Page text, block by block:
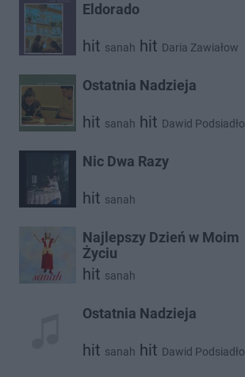
Eldorado
hit sanah hit Daria Zawiałow
Ostatnia Nadzieja
hit sanah hit Dawid Podsiadło
Nic Dwa Razy
hit sanah
Najlepszy Dzień w Moim
Życiu
hit sanah
Ostatnia Nadzieja
hit sanah hit Dawid Podsiadło